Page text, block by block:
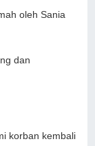
oleh Sania
dan
korban kembali